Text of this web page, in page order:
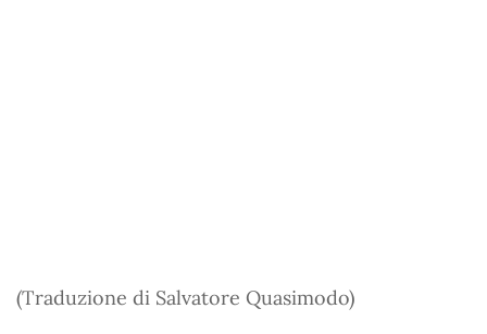
(Traduzione di Salvatore Quasimodo)